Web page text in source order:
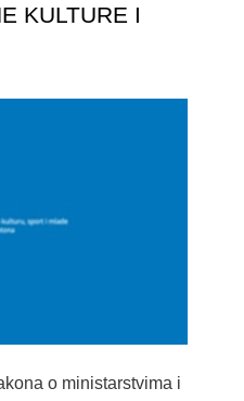
KULTURE I
o ministarstvima i